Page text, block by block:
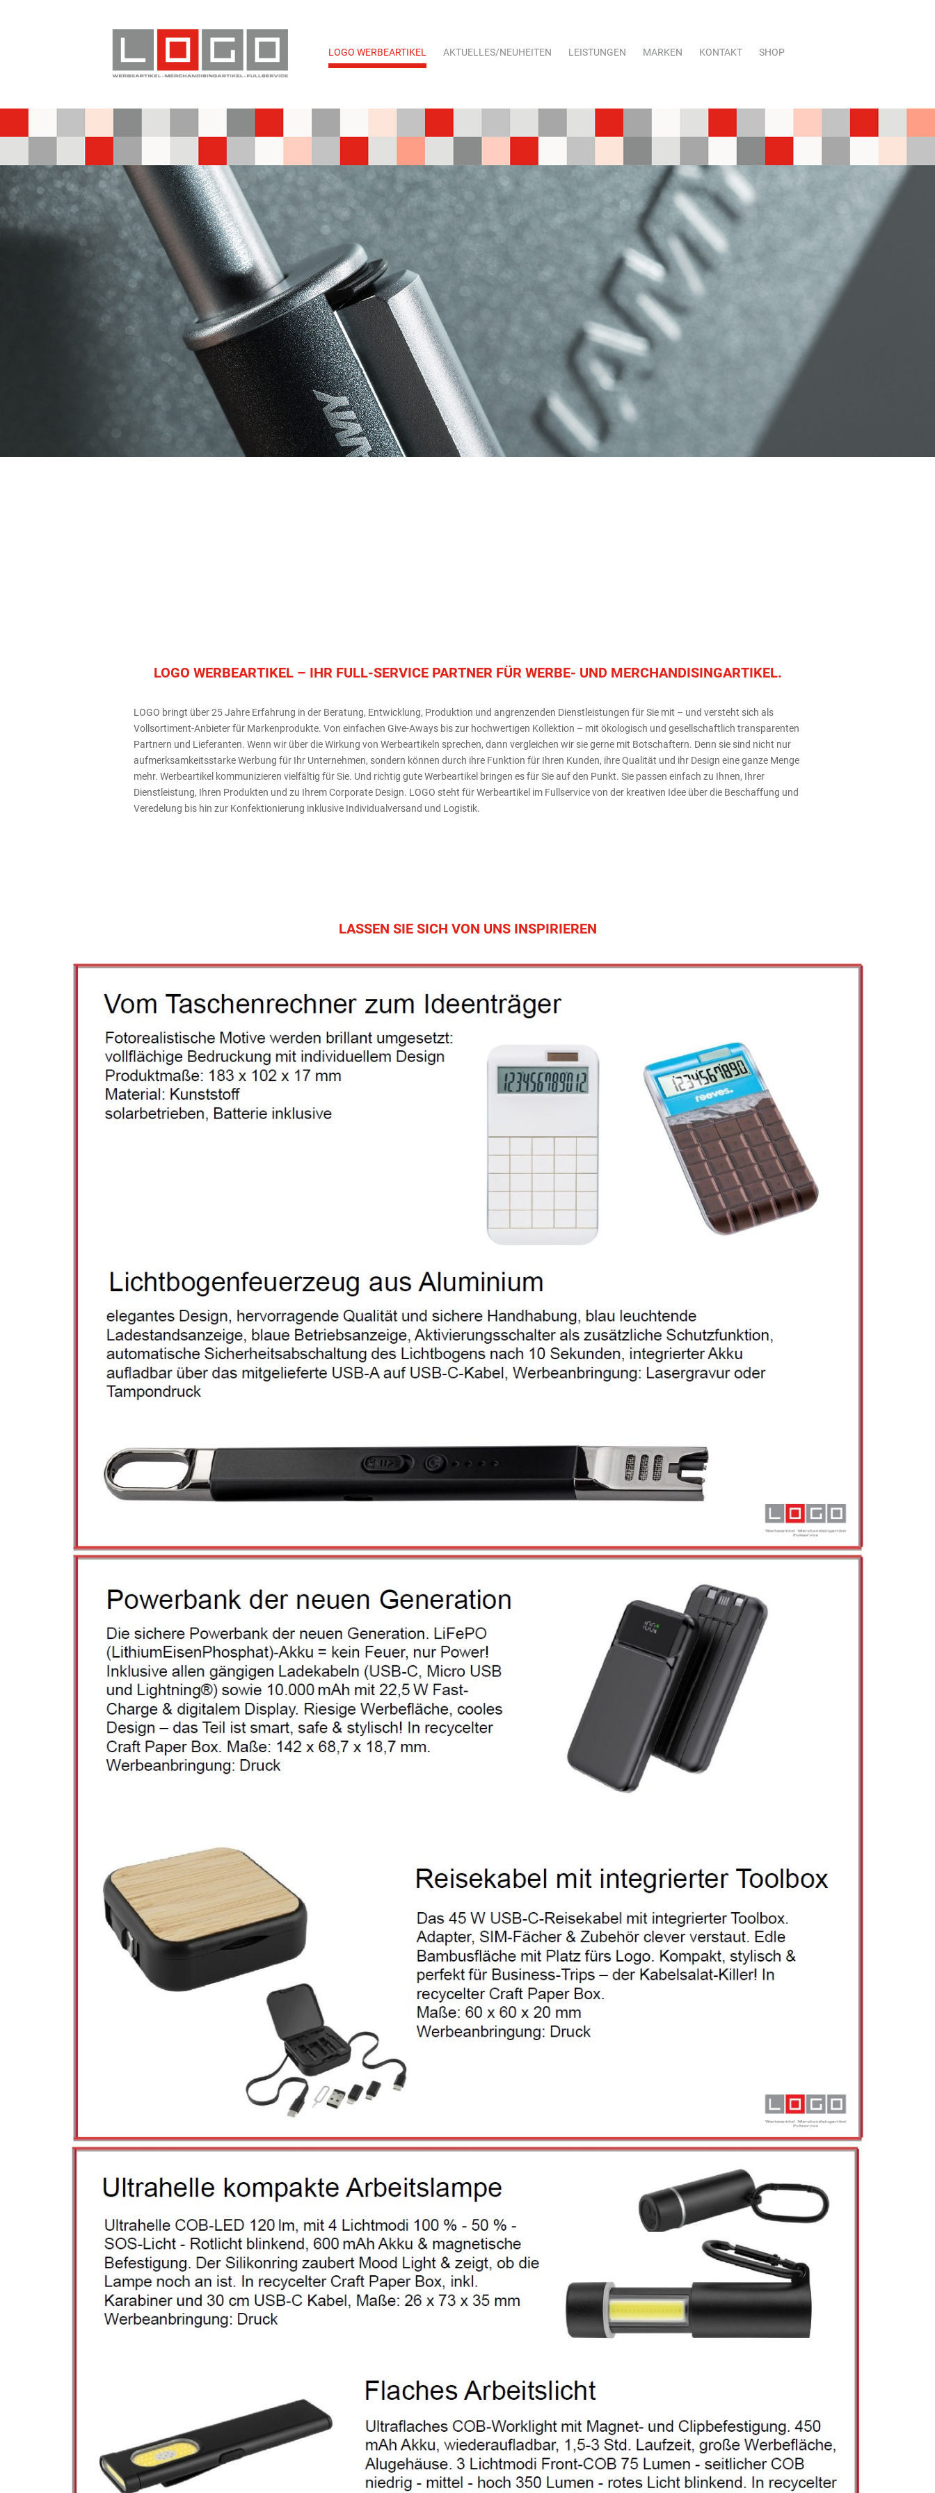
LOGO WERBEARTIKEL AKTUELLES/NEUHEITEN LEISTUNGEN MARKEN KONTAKT SHOP
LOGO WERBEARTIKEL – IHR FULL-SERVICE PARTNER FÜR WERBE- UND MERCHANDISINGARTIKEL.
LOGO bringt über 25 Jahre Erfahrung in der Beratung, Entwicklung, Produktion und angrenzenden Dienstleistungen für Sie mit – und versteht sich als
Vollsortiment-Anbieter für Markenprodukte. Von einfachen Give-Aways bis zur hochwertigen Kollektion – mit ökologisch und gesellschaftlich transparenten
Partnern und Lieferanten. Wenn wir über die Wirkung von Werbeartikeln sprechen, dann vergleichen wir sie gerne mit Botschaftern. Denn sie sind nicht nur
aufmerksamkeitsstarke Werbung für Ihr Unternehmen, sondern können durch ihre Funktion für Ihren Kunden, ihre Qualität und ihr Design eine ganze Menge
mehr. Werbeartikel kommunizieren vielfältig für Sie. Und richtig gute Werbeartikel bringen es für Sie auf den Punkt. Sie passen einfach zu Ihnen, Ihrer
Dienstleistung, Ihren Produkten und zu Ihrem Corporate Design. LOGO steht für Werbeartikel im Fullservice von der kreativen Idee über die Beschaffung und
Veredelung bis hin zur Konfektionierung inklusive Individualversand und Logistik.
LASSEN SIE SICH VON UNS INSPIRIEREN